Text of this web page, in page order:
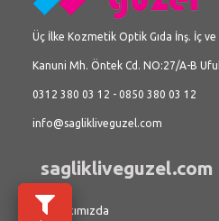
Üç İlke Kozmetik Optik Gıda İnş. İç ve
Kanuni Mh. Öntek Cd. NO:27/A-B
0312 380 03 12 - 0850 380 03 12
info@saglikliveguzel.com
saglikliveguzel.com
Hakkımızda